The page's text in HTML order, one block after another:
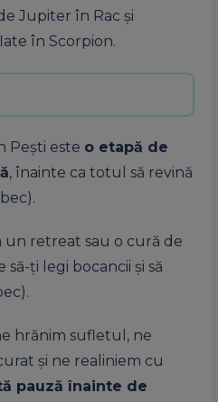
Jupiter în Rac și
în Scorpion.
Pești este o etapă de
, înainte ca totul să revină
un retreat sau o cură de
să-ți legi bocancii și să
hrănim sufletul, ne
și ne realiniem cu
pauză înainte de